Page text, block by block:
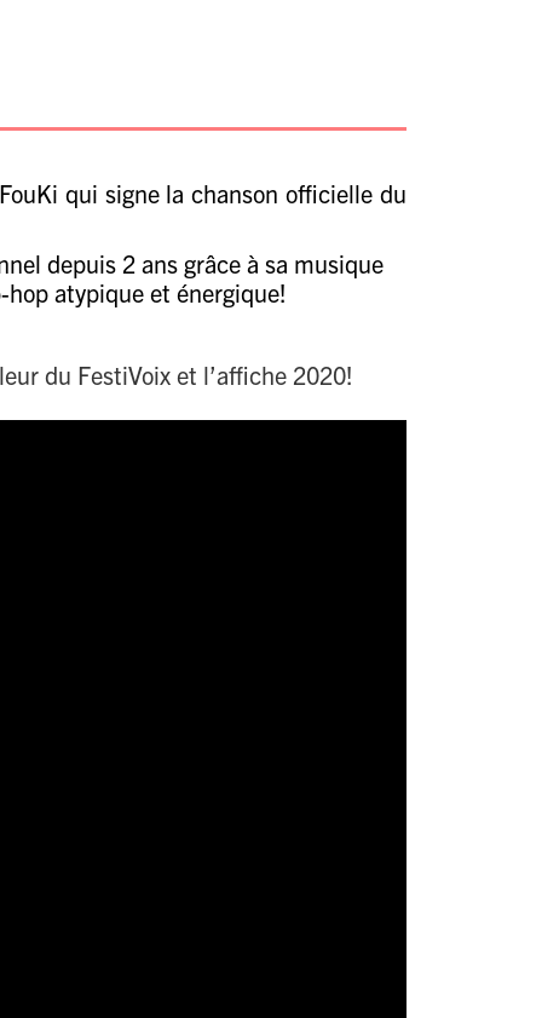
qui signe la chanson officielle du
depuis 2 ans grâce à sa musique
atypique et énergique!
du FestiVoix et l’affiche 2020!